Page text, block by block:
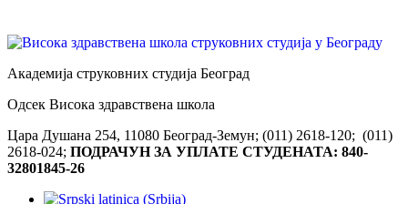
Академија струковних студија Београд
Одсек Висока здравствена школа
Цара Душана 254, 11080 Београд-Земун; (011) 2618-120; (011)
2618-024; ПОДРАЧУН ЗА УПЛАТЕ СТУДЕНАТА: 840-
32801845-26